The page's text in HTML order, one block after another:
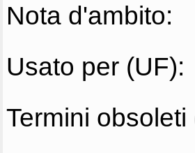
Nota d'ambito:
Usato per (UF):
Termini obsoleti